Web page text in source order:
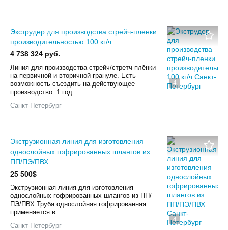
4
Экструдер для производства стрейч-пленки
производительностью 100 кг/ч
4 738 324 руб.
Линия для производства стрейч/стретч плёнки
на первичной и вторичной грануле. Есть
возможность съездить на действующее
производство. 1 год...
Санкт-Петербург
4
Экструзионная линия для изготовления
однослойных гофрированных шлангов из
ПП/ПЭ/ПВХ
25 500$
Экструзионная линия для изготовления
однослойных гофрированных шлангов из ПП/
ПЭ/ПВХ Труба однослойная гофрированная
применяется в...
Санкт-Петербург